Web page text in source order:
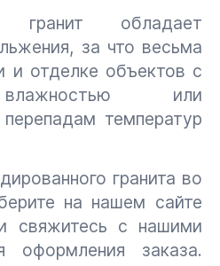
гранит обладает
за что весьма
и отделке объектов с
или
температур
гранита во
на нашем сайте
свяжитесь с нашими
оформления заказа.